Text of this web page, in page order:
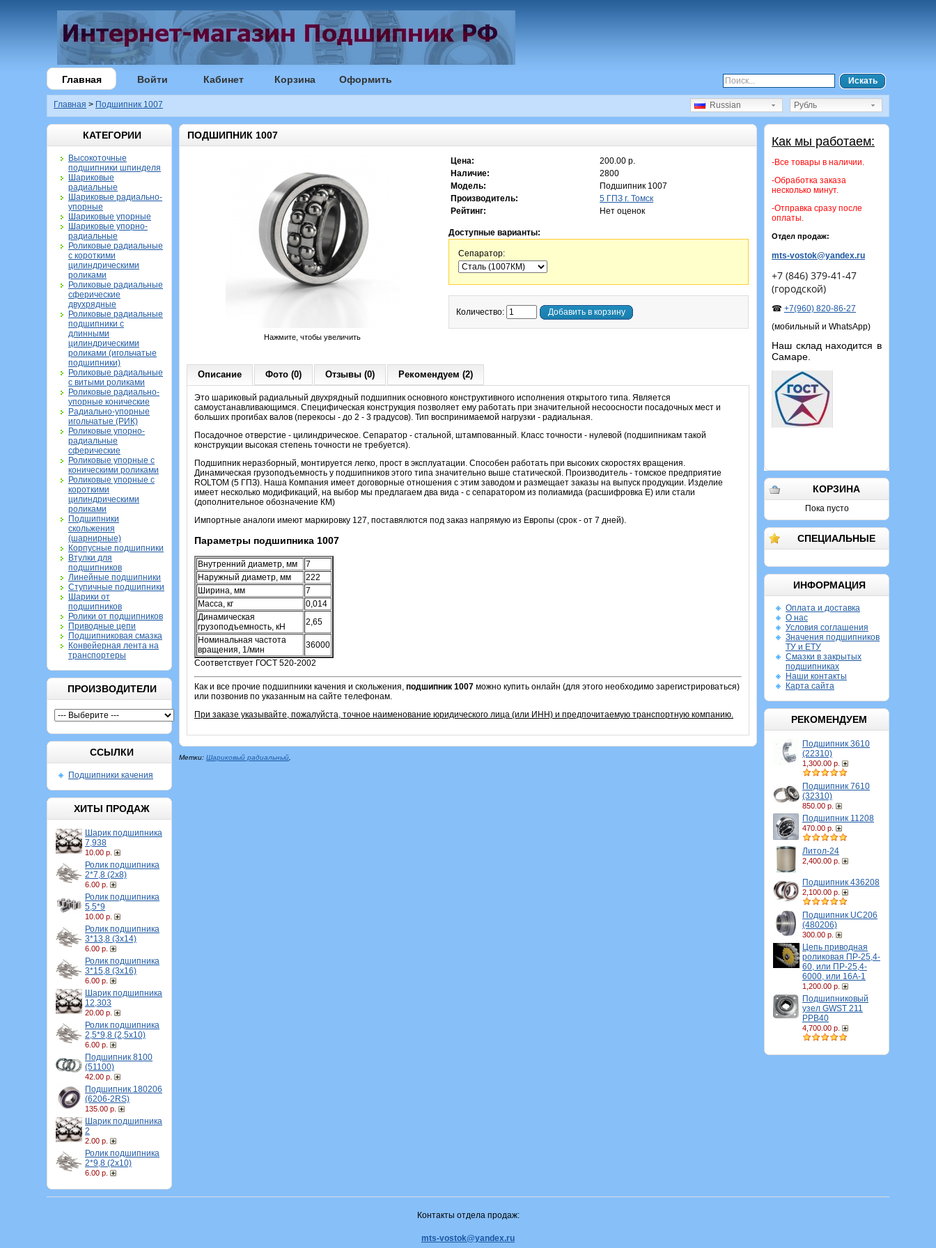
Главная Войти Кабинет Корзина Оформить Искать
Главная > Подшипник 1007 Рубль
Russian
КАТЕГОРИИ
Высокоточные
подшипники шпинделя
Шариковые
радиальные
Шариковые радиально-
упорные
Шариковые упорные
Шариковые упорно-
радиальные
Роликовые радиальные
с короткими
цилиндрическими
роликами
Роликовые радиальные
сферические
двухрядные
Роликовые радиальные
подшипники с
длинными
цилиндрическими
роликами (игольчатые
подшипники)
Роликовые радиальные
с витыми роликами
Роликовые радиально-
упорные конические
Радиально-упорные
игольчатые (РИК)
Роликовые упорно-
радиальные
сферические
Роликовые упорные с
коническими роликами
Роликовые упорные с
короткими
цилиндрическими
роликами
Подшипники
скольжения
(шарнирные)
Корпусные подшипники
Втулки для
подшипников
Линейные подшипники
Ступичные подшипники
Шарики от
подшипников
Ролики от подшипников
Приводные цепи
Подшипниковая смазка
Конвейерная лента на
транспортеры
ПРОИЗВОДИТЕЛИ
ССЫЛКИ
Подшипники качения
ХИТЫ ПРОДАЖ
Шарик подшипника
7,938
10.00 р.
Ролик подшипника
2*7,8 (2х8)
6.00 р.
Ролик подшипника
5,5*9
10.00 р.
Ролик подшипника
3*13,8 (3х14)
6.00 р.
Ролик подшипника
3*15,8 (3х16)
6.00 р.
Шарик подшипника
12,303
20.00 р.
Ролик подшипника
2,5*9,8 (2,5х10)
6.00 р.
Подшипник 8100
(51100)
42.00 р.
Подшипник 180206
(6206-2RS)
135.00 р.
Шарик подшипника
2
2.00 р.
Ролик подшипника
2*9,8 (2х10)
6.00 р.
Как мы работаем:
-Все товары в наличии.
-Обработка заказа
несколько минут.
-Отправка сразу после
оплаты.
Отдел продаж:
mts-vostok@yandex.ru
+7 (846) 379-41-47
(городской)
☎ +7(960) 820-86-27
(мобильный и WhatsApp)
Наш склад находится в
Самаре.
КОРЗИНА
Пока пусто
СПЕЦИАЛЬНЫЕ
ИНФОРМАЦИЯ
Оплата и доставка
О нас
Условия соглашения
Значения подшипников
ТУ и ЕТУ
Смазки в закрытых
подшипниках
Наши контакты
Карта сайта
РЕКОМЕНДУЕМ
Подшипник 3610
(22310)
1,300.00 р.
Подшипник 7610
(32310)
850.00 р.
Подшипник 11208
470.00 р.
Литол-24
2,400.00 р.
Подшипник 436208
2,100.00 р.
Подшипник UC206
(480206)
300.00 р.
Цепь приводная
роликовая ПР-25,4-
60, или ПР-25,4-
6000, или 16A-1
1,200.00 р.
Подшипниковый
узел GWST 211
PPB40
4,700.00 р.
ПОДШИПНИК 1007
Нажмите, чтобы увеличить
Цена:
200.00 р.
Наличие:
2800
Модель:
Подшипник 1007
Производитель:
5 ГПЗ г. Томск
Рейтинг:
Нет оценок
Доступные варианты:
Сепаратор:
Количество: Добавить в корзину
Описание Фото (0) Отзывы (0) Рекомендуем (2)
Это шариковый радиальный двухрядный подшипник основного конструктивного исполнения открытого типа. Является
самоустанавливающимся. Специфическая конструкция позволяет ему работать при значительной несоосности посадочных мест и
больших прогибах валов (перекосы - до 2 - 3 градусов). Тип воспринимаемой нагрузки - радиальная.
Посадочное отверстие - цилиндрическое. Сепаратор - стальной, штампованный. Класс точности - нулевой (подшипникам такой
конструкции высокая степень точности не требуется).
Подшипник неразборный, монтируется легко, прост в эксплуатации. Способен работать при высоких скоростях вращения.
Динамическая грузоподъемность у подшипников этого типа значительно выше статической. Производитель - томское предприятие
ROLTOM (5 ГПЗ). Наша Компания имеет договорные отношения с этим заводом и размещает заказы на выпуск продукции. Изделие
имеет несколько модификаций, на выбор мы предлагаем два вида - с сепаратором из полиамида (расшифровка Е) или стали
(дополнительное обозначение КМ)
Импортные аналоги имеют маркировку 127, поставялются под заказ напрямую из Европы (срок - от 7 дней).
Параметры подшипника 1007
Внутренний диаметр, мм
7
Наружный диаметр, мм
222
Ширина, мм
7
Масса, кг
0,014
Динамическая
грузоподъемность, кН
2,65
Номинальная частота
вращения, 1/мин
36000
Соответствует ГОСТ 520-2002
Как и все прочие подшипники качения и скольжения, подшипник 1007 можно купить онлайн (для этого необходимо зарегистрироваться)
или позвонив по указанным на сайте телефонам.
При заказе указывайте, пожалуйста, точное наименование юридического лица (или ИНН) и предпочитаемую транспортную компанию.
Метки: Шариковый радиальный
Контакты отдела продаж:
mts-vostok@yandex.ru